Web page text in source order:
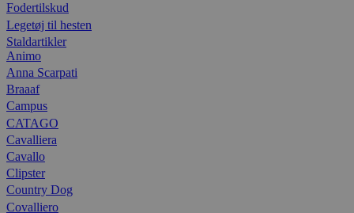
Fodertilskud
Legetøj til hesten
Staldartikler
Animo
Anna Scarpati
Braaaf
Campus
CATAGO
Cavalliera
Cavallo
Clipster
Country Dog
Covalliero